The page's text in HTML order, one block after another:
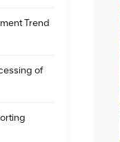
Trend
of